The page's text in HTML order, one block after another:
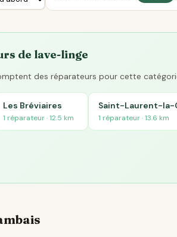
de lave-linge
des réparateurs pour cette
Les Bréviaires
1 réparateur · 12.5 km
Saint-Laurent-la-
1 réparateur · 13.6 km